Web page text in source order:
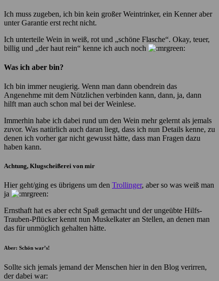
Ich muss zugeben, ich bin kein großer Weintrinker, ein Kenner aber
unter Garantie erst recht nicht.
Ich unterteile Wein in weiß, rot und „schöne Flasche“. Okay, teuer,
billig und „der haut rein“ kenne ich auch noch
Was ich aber bin?
Ich bin immer neugierig. Wenn man dann obendrein das
Angenehme mit dem Nützlichen verbinden kann, dann, ja, dann
hilft man auch schon mal bei der Weinlese.
Immerhin habe ich dabei rund um den Wein mehr gelernt als jemals
zuvor. Was natürlich auch daran liegt, dass ich nun Details kenne, zu
denen ich vorher gar nicht gewusst hätte, dass man Fragen dazu
haben kann.
Achtung, Klugscheißerei von mir
Hier geht/ging es übrigens um den Trollinger, aber so was weiß man
ja
Ernsthaft hat es aber echt Spaß gemacht und der ungeübte Hilfs-
Trauben-Pflücker kennt nun Muskelkater an Stellen, an denen man
das für unmöglich gehalten hätte.
Aber: Schön war’s!
Sollte sich jemals jemand der Menschen hier in den Blog verirren,
der dabei war: